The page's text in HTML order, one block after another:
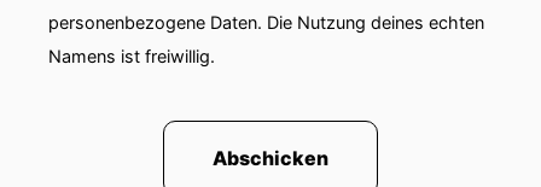
personenbezogene Daten. Die Nutzung deines echten
Namens ist freiwillig.
Abschicken